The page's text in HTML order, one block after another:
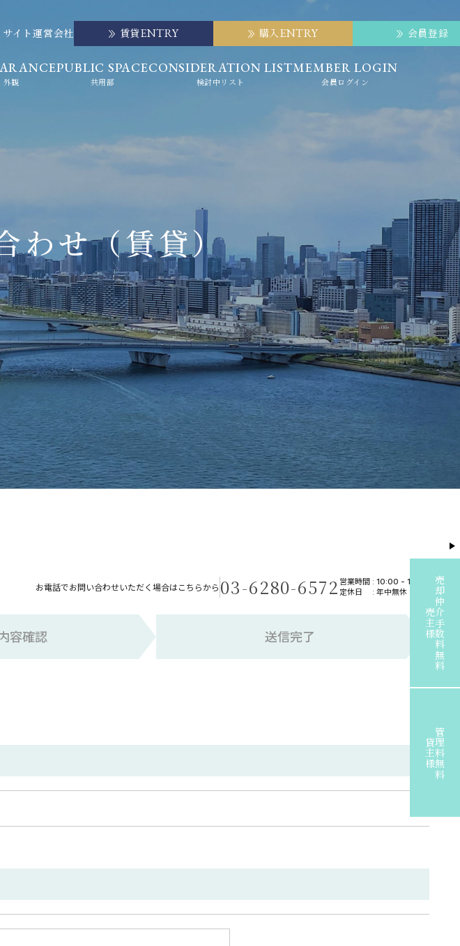
サイト運営会社 賃貸ENTRY 購入ENTRY 会員登録
外観
PUBLIC SPACE
共用部
CONSIDERATION LIST
検討中リスト
MEMBER LOGIN
会員ログイン
わせ（賃貸）
お電話でお問い合わせいただく場合はこちらから 03-6280-6572 営業時間 : 10:00 - 19:00
定休日
: 年中無休
容確認 送信完了 売主様売却仲介手数料無料
貸主様管理料無料